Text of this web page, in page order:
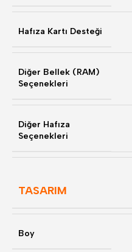
Hafıza Kartı Desteği
Diğer Bellek (RAM)
Seçenekleri
Diğer Hafıza
Seçenekleri
TASARIM
Boy